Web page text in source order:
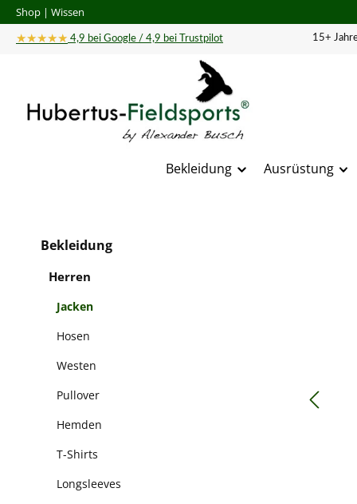
Hauptinhalt springen
Zur Suche springen
Zur Hauptnavigation springen
Shop | Wissen
★★★★★ 4,9 bei Google / 4,9 bei Trustpilot 15+
Bekleidung Ausrüstung
Bekleidung
Herren
Jacken
Hosen
Westen
Pullover
Hemden
T-Shirts
Longsleeves